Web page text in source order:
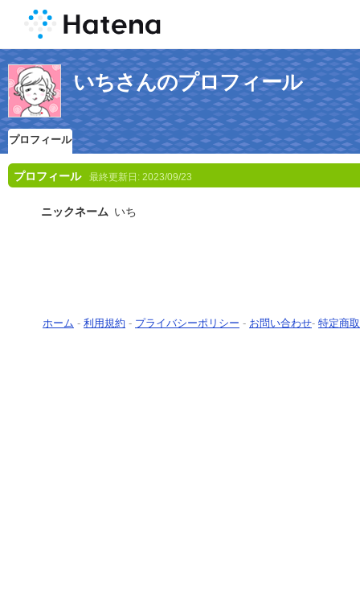
いちさんのプロフィール
プロフィール
プロフィール 最終更新日: 2023/09/23
ニックネーム いち
ホーム - 利用規約 - プライバシーポリシー - お問い合わせ- 特定商